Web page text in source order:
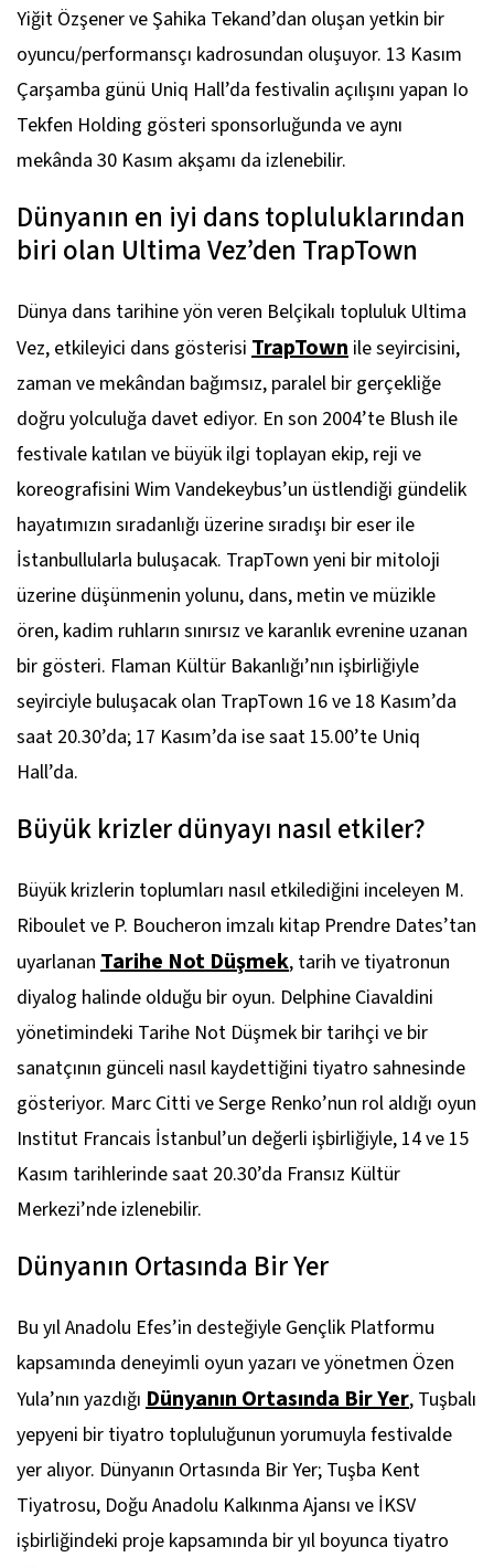
Yiğit Özşener ve Şahika Tekand’dan oluşan yetkin bir
oyuncu/performansçı kadrosundan oluşuyor. 13 Kasım
Çarşamba günü Uniq Hall’da festivalin açılışını yapan Io
Tekfen Holding gösteri sponsorluğunda ve aynı
mekânda 30 Kasım akşamı da izlenebilir.
Dünyanın en iyi dans topluluklarından
biri olan Ultima Vez’den TrapTown
Dünya dans tarihine yön veren Belçikalı topluluk Ultima
Vez, etkileyici dans gösterisi TrapTown ile seyircisini,
zaman ve mekândan bağımsız, paralel bir gerçekliğe
doğru yolculuğa davet ediyor. En son 2004’te Blush ile
festivale katılan ve büyük ilgi toplayan ekip, reji ve
koreografisini Wim Vandekeybus’un üstlendiği gündelik
hayatımızın sıradanlığı üzerine sıradışı bir eser ile
İstanbullularla buluşacak. TrapTown yeni bir mitoloji
üzerine düşünmenin yolunu, dans, metin ve müzikle
ören, kadim ruhların sınırsız ve karanlık evrenine uzanan
bir gösteri. Flaman Kültür Bakanlığı’nın işbirliğiyle
seyirciyle buluşacak olan TrapTown 16 ve 18 Kasım’da
saat 20.30’da; 17 Kasım’da ise saat 15.00’te Uniq
Hall’da.
Büyük krizler dünyayı nasıl etkiler?
Büyük krizlerin toplumları nasıl etkilediğini inceleyen M.
Riboulet ve P. Boucheron imzalı kitap Prendre Dates’tan
uyarlanan Tarihe Not Düşmek, tarih ve tiyatronun
diyalog halinde olduğu bir oyun. Delphine Ciavaldini
yönetimindeki Tarihe Not Düşmek bir tarihçi ve bir
sanatçının günceli nasıl kaydettiğini tiyatro sahnesinde
gösteriyor. Marc Citti ve Serge Renko’nun rol aldığı oyun
Institut Francais İstanbul’un değerli işbirliğiyle, 14 ve 15
Kasım tarihlerinde saat 20.30’da Fransız Kültür
Merkezi’nde izlenebilir.
Dünyanın Ortasında Bir Yer
Bu yıl Anadolu Efes’in desteğiyle Gençlik Platformu
kapsamında deneyimli oyun yazarı ve yönetmen Özen
Yula’nın yazdığı Dünyanın Ortasında Bir Yer, Tuşbalı
yepyeni bir tiyatro topluluğunun yorumuyla festivalde
yer alıyor. Dünyanın Ortasında Bir Yer; Tuşba Kent
Tiyatrosu, Doğu Anadolu Kalkınma Ajansı ve İKSV
işbirliğindeki proje kapsamında bir yıl boyunca tiyatro